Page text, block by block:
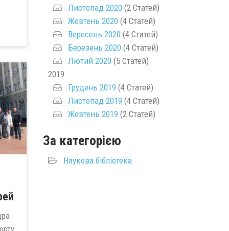
Листопад 2020(2 Статей)
Жовтень 2020(4 Статей)
Вересень 2020(4 Статей)
Березень 2020(4 Статей)
Лютий 2020(5 Статей)
2019
Грудень 2019 (4 Статей)
Листопад 2019 (4 Статей)
Жовтень 2019 (2 Статей)
За категорією
Наукова бібліотека